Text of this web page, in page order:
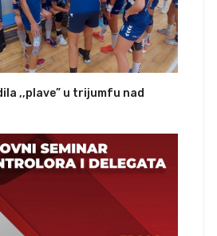
,,plave” u trijumfu nad